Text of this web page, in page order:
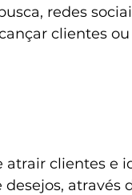
redes
clientes
atrair clientes e
desejos,